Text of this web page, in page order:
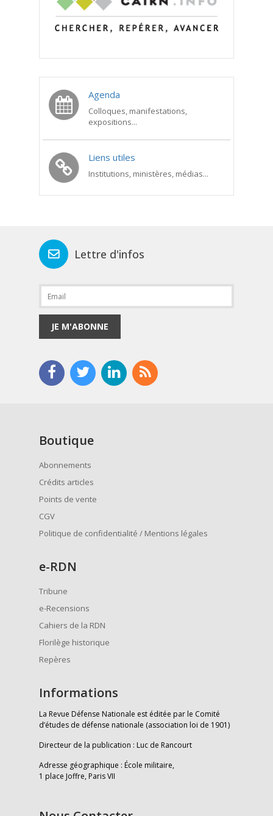
Agenda
Colloques, manifestations,
expositions...
Liens utiles
Institutions, ministères, médias...
Lettre d'infos
JE M'ABONNE
Boutique
Abonnements
Crédits articles
Points de vente
CGV
Politique de confidentialité / Mentions légales
e-RDN
Tribune
e-Recensions
Cahiers de la RDN
Florilège historique
Repères
Informations
La Revue Défense Nationale est éditée par le Comité
d’études de défense nationale (association loi de 1901)
Directeur de la publication : Luc de Rancourt
Adresse géographique : École militaire,
1 place Joffre, Paris VII